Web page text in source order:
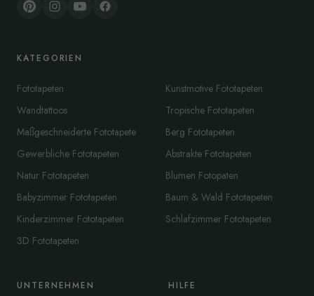
KATEGORIEN
Fototapeten
Wandtattoos
Maßgeschneiderte Fototapete
Gewerbliche Fototapeten
Natur Fototapeten
Babyzimmer Fototapeten
Kinderzimmer Fototapeten
3D Fototapeten
Kunstmotive Fototapeten
Tropische Fototapeten
Berg Fototapeten
Abstrakte Fototapeten
Blumen Fotopaten
Baum & Wald Fototapeten
Schlafzimmer Fototapeten
UNTERNEHMEN HILFE